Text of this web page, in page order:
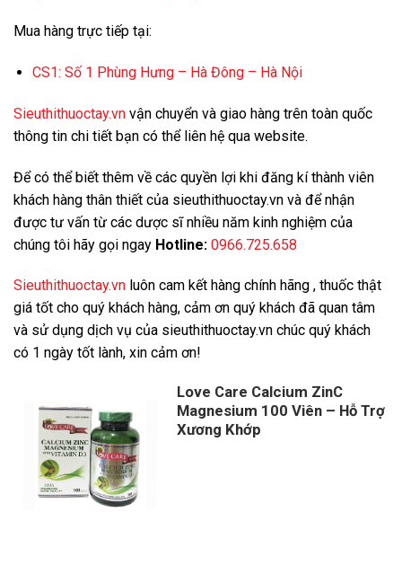
Mua hàng trực tiếp tại:
CS1: Số 1 Phùng Hưng – Hà Đông – Hà Nội
Sieuthithuoctay.vn vận chuyển và giao hàng trên toàn quốc
thông tin chi tiết bạn có thể liên hệ qua website.
Để có thể biết thêm về các quyền lợi khi đăng kí thành viên
khách hàng thân thiết của sieuthithuoctay.vn và để nhận
được tư vấn từ các dược sĩ nhiều năm kinh nghiệm của
chúng tôi hãy gọi ngay Hotline: 0966.725.658
Sieuthithuoctay.vn luôn cam kết hàng chính hãng , thuốc thật
giá tốt cho quý khách hàng, cảm ơn quý khách đã quan tâm
và sử dụng dịch vụ của sieuthithuoctay.vn chúc quý khách
có 1 ngày tốt lành, xin cảm ơn!
Love Care Calcium ZinC
Magnesium 100 Viên – Hỗ Trợ
Xương Khớp